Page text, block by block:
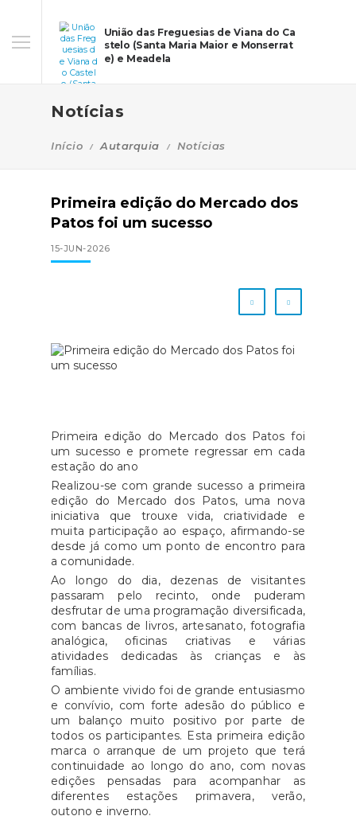
União das Freguesias de Viana do Ca
stelo (Santa Maria Maior e Monserrat
e) e Meadela
Notícias
Início Autarquia Notícias
Primeira edição do Mercado dos
Patos foi um sucesso
15-JUN-2026
Primeira edição do Mercado dos Patos foi
um sucesso e promete regressar em cada
estação do ano
Realizou-se com grande sucesso a primeira
edição do Mercado dos Patos, uma nova
iniciativa que trouxe vida, criatividade e
muita participação ao espaço, afirmando-se
desde já como um ponto de encontro para
a comunidade.
Ao longo do dia, dezenas de visitantes
passaram pelo recinto, onde puderam
desfrutar de uma programação diversificada,
com bancas de livros, artesanato, fotografia
analógica, oficinas criativas e várias
atividades dedicadas às crianças e às
famílias.
O ambiente vivido foi de grande entusiasmo
e convívio, com forte adesão do público e
um balanço muito positivo por parte de
todos os participantes. Esta primeira edição
marca o arranque de um projeto que terá
continuidade ao longo do ano, com novas
edições pensadas para acompanhar as
diferentes estações primavera, verão,
outono e inverno.